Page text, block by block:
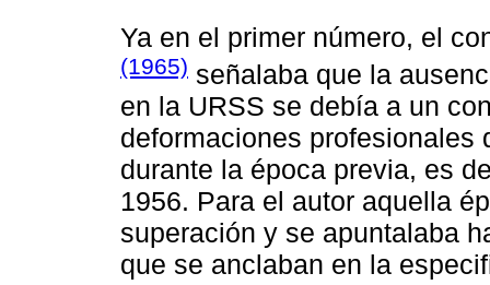
Ya en el primer número, el
(1965) señalaba que la
en la URSS se debía a un
deformaciones profesionales
durante la época previa, es
1956. Para el autor aquella
superación y se apuntalaba
que se anclaban en la